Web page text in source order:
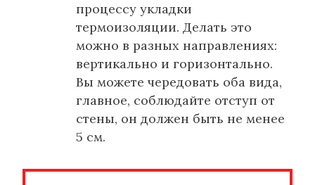
процессу укладки
термоизоляции. Делать это
можно в разных направлениях:
вертикально и горизонтально.
Вы можете чередовать оба вида,
главное, соблюдайте отступ от
стены, он должен быть не менее
5 см.